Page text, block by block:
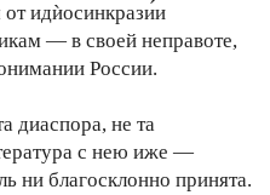
идѝосинкрази́и
— в своей неправоте,
России.
диаспора, не та
с нею иже —
ни благосклонно принята.